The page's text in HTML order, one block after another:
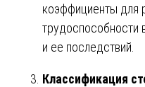
коэффициенты для
трудоспособности
и ее последствий.
Классификация